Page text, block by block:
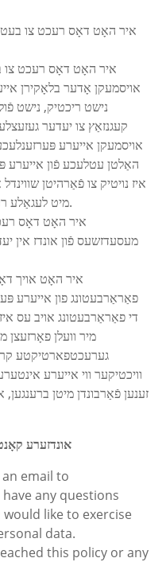
אויסמעקן אָדער בלאָקירן
נישט ריכטיק, נישט
קעגנזאַץ צו יעדער
אויסמעקן אייערע
האַלטן עטלעכע פֿון אייערע
איז נויטיק צו פֿאַרהיטן
מיט לעגאַלע רעקווירעמענץ ווי ערלויבט לויטן געזעץ.
מעסעדזשעס פֿון אונדז אין
פאַראַרבעטונג פון אייערע
די פאַראַרבעטונג אויב עס
מיר וועלן
גערעכטפארטיקטע
וויכטיקער ווי אייערע
זענען פֿאַרבונדן מיטן
8. אונדזערע
email to
any questions
like to exercise
data.
this policy or any